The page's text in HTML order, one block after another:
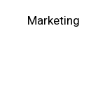
Marketing